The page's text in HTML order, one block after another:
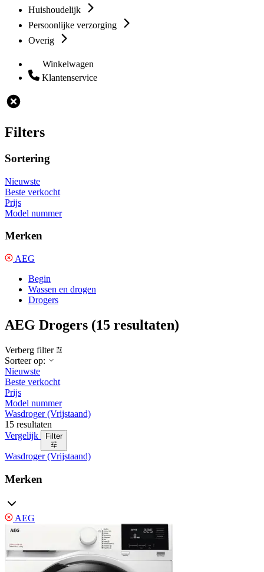
Huishoudelijk
Persoonlijke verzorging
Overig
Winkelwagen
Klantenservice
Filters
Sortering
Nieuwste
Beste verkocht
Prijs
Model nummer
Merken
AEG
Begin
Wassen en drogen
Drogers
AEG Drogers (15 resultaten)
Verberg filter
Sorteer op:
Nieuwste
Beste verkocht
Prijs
Model nummer
Wasdroger (Vrijstaand)
15 resultaten
Vergelijk
Filter
Wasdroger (Vrijstaand)
Merken
AEG